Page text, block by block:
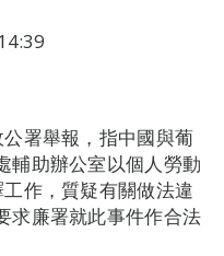
署舉報，指中國與葡
輔助辦公室以個人勞動
作，質疑有關做法違
求廉署就此事件作合法